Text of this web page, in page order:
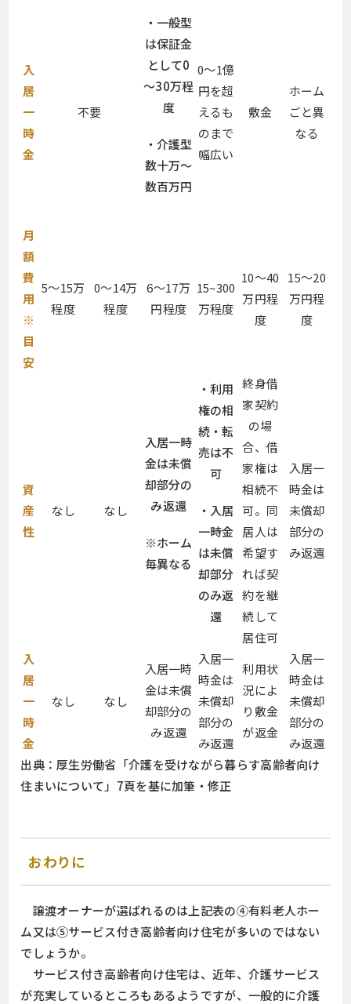
入
居
一
時
金
不要
・一般型
は保証金
として0
～30万程
度
・介護型
数十万～
数百万円
0～1億
円を超
えるも
のまで
幅広い
敷金
ホーム
ごと異
なる
月
額
費
用
※
目
安
5～15万
程度
0～14万
程度
6～17万
円程度
15~300
万程度
10〜40
万円程
度
15〜20
万円程
度
資
産
性
なし なし
入居一時
金は未償
却部分の
み返還
※ホーム
毎異なる
・利用
権の相
続・転
売は不
可
・入居
一時金
は未償
却部分
のみ返
還
終身借
家契約
の場
合、借
家権は
相続不
可。同
居人は
希望す
れば契
約を継
続して
居住可
入居一
時金は
未償却
部分の
み返還
入
居
一
時
金
なし なし
入居一時
金は未償
却部分の
み返還
入居一
時金は
未償却
部分の
み返還
利用状
況によ
り敷金
が返金
入居一
時金は
未償却
部分の
み返還
出典：厚生労働省「介護を受けながら暮らす高齢者向け
住まいについて」7頁を基に加筆・修正
おわりに
譲渡オーナーが選ばれるのは上記表の④有料老人ホー
ム又は⑤サービス付き高齢者向け住宅が多いのではない
でしょうか。
サービス付き高齢者向け住宅は、近年、介護サービス
が充実しているところもあるようですが、一般的に介護